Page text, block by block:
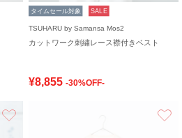
タイムセール対象 SALE
TSUHARU by Samansa Mos2
カットワーク刺繍レース襟付きベスト
¥8,855 -30%OFF-